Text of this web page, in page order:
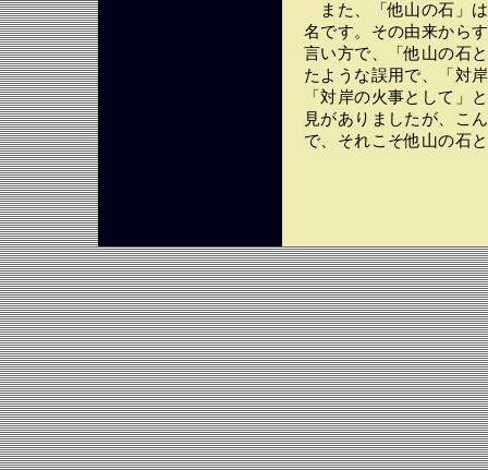
また、「他山の石」
名です。その由来から
言い方で、「他山の石
たような誤用で、「対
「対岸の火事として」
見がありましたが、こ
で、それこそ他山の石